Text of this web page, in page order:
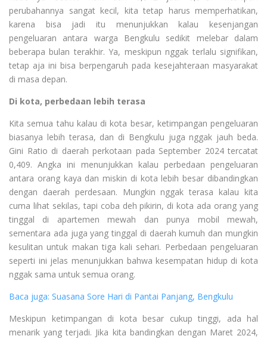
perubahannya sangat kecil, kita tetap harus memperhatikan,
karena bisa jadi itu menunjukkan kalau kesenjangan
pengeluaran antara warga Bengkulu sedikit melebar dalam
beberapa bulan terakhir. Ya, meskipun nggak terlalu signifikan,
tetap aja ini bisa berpengaruh pada kesejahteraan masyarakat
di masa depan.
Di kota, perbedaan lebih terasa
Kita semua tahu kalau di kota besar, ketimpangan pengeluaran
biasanya lebih terasa, dan di Bengkulu juga nggak jauh beda.
Gini Ratio di daerah perkotaan pada September 2024 tercatat
0,409. Angka ini menunjukkan kalau perbedaan pengeluaran
antara orang kaya dan miskin di kota lebih besar dibandingkan
dengan daerah perdesaan. Mungkin nggak terasa kalau kita
cuma lihat sekilas, tapi coba deh pikirin, di kota ada orang yang
tinggal di apartemen mewah dan punya mobil mewah,
sementara ada juga yang tinggal di daerah kumuh dan mungkin
kesulitan untuk makan tiga kali sehari. Perbedaan pengeluaran
seperti ini jelas menunjukkan bahwa kesempatan hidup di kota
nggak sama untuk semua orang.
Baca juga: Suasana Sore Hari di Pantai Panjang, Bengkulu
Meskipun ketimpangan di kota besar cukup tinggi, ada hal
menarik yang terjadi. Jika kita bandingkan dengan Maret 2024,